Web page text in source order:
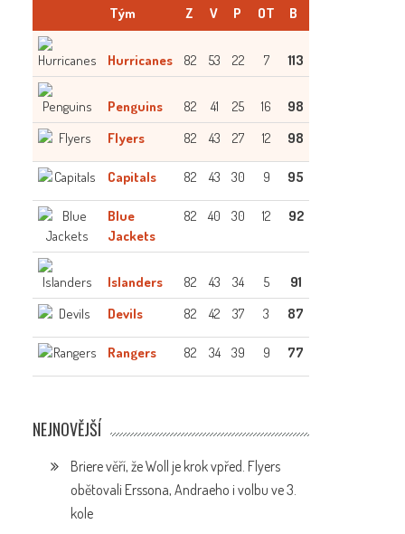
Tým Z V P OT B
Hurricanes 82 53 22 7 113
Penguins 82 41 25 16
98
Flyers
82 43 27 12 98
Capitals 82 43 30 9 95
Blue
Jackets
82 40 30 12 92
Islanders 82 43 34 5
91
Devils
82 42 37 3 87
Rangers 82 34 39 9 77
NEJNOVĚJŠÍ
Briere věří, že Woll je krok vpřed. Flyers
obětovali Erssona, Andraeho i volbu ve 3.
kole